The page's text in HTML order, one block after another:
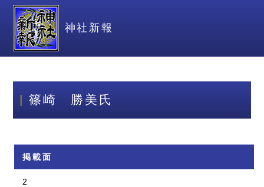
神社新報
篠崎 勝美氏
掲載面
2